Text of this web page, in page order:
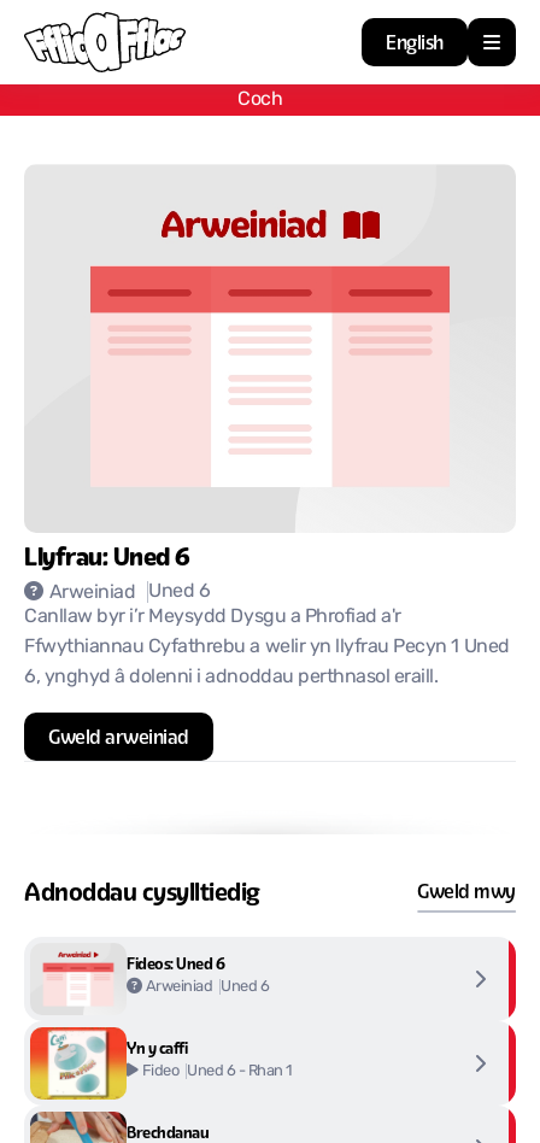
Adnoddau
Amdan
Arweiniad
English
Coch
Llyfrau: Uned 6
Arweiniad
Uned 6
Canllaw byr i’r Meysydd Dysgu a Phrofiad a'r
Ffwythiannau Cyfathrebu a welir yn llyfrau Pecyn 1 Uned
6, ynghyd â dolenni i adnoddau perthnasol eraill.
Gweld arweiniad
Adnoddau cysylltiedig Gweld mwy
Fideos: Uned 6
Arweiniad Uned 6
Yn y caffi
Fideo Uned 6 - Rhan 1
Brechdanau